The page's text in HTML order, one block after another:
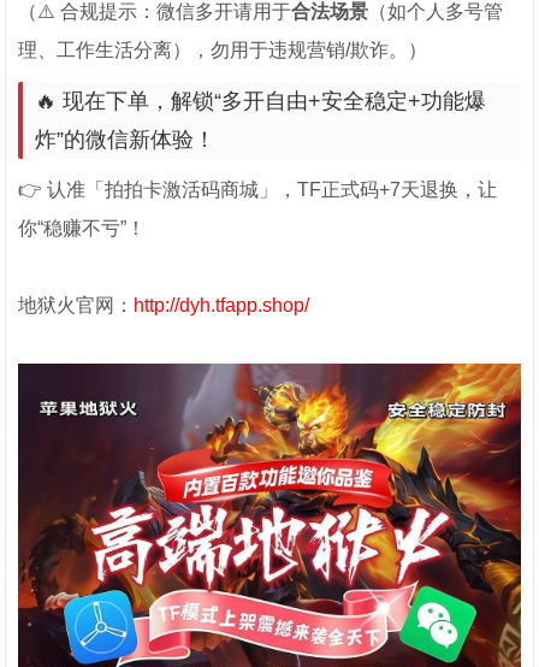
（⚠️ 合规提示：微信多开请用于合法场景 （如个人多号管
理、工作生活分离），勿用于违规营销/欺诈。）
🔥 现在下单，解锁“多开自由+安全稳定+功能爆
炸”的微信新体验！
👉 认准「拍拍卡激活码商城」，TF正式码+7天退换，让
你“稳赚不亏”！
地狱火官网： http://dyh.tfapp.shop/